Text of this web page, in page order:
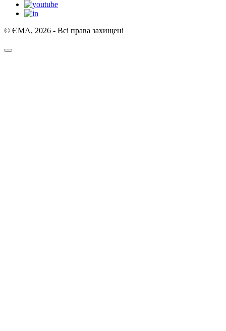
© ЄМА, 2026 - Всі права захищені